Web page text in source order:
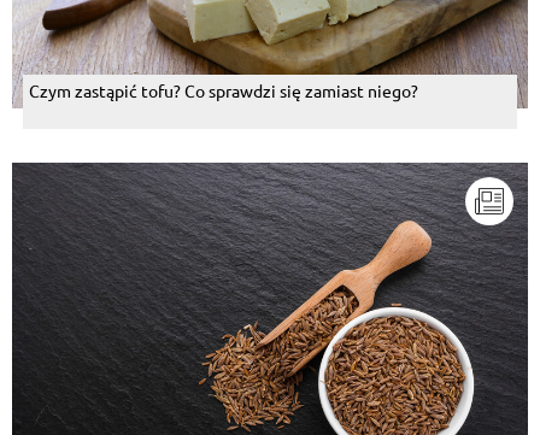
Czym zastąpić tofu? Co sprawdzi się zamiast niego?